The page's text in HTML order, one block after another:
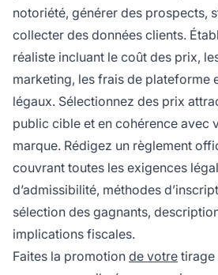
notoriété, générer des prospects,
collecter des données clients.
réaliste incluant le coût des prix,
marketing, les frais de plateforme
légaux. Sélectionnez des prix
public cible et en cohérence avec
marque. Rédigez un règlement
couvrant toutes les exigences
d’admissibilité, méthodes
sélection des gagnants,
implications fiscales.
Faites la promotion de votre tirage